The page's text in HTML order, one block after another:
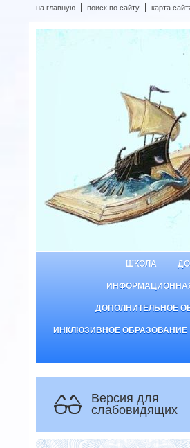
на главную поиск по сайту карта
ШКОЛА
ДОПОЛНИТЕЛЬНОЕ
ИНКЛЮЗИВНОЕ ОБРАЗОВАНИЕ
Версия для
слабовидящих